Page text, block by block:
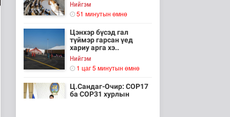
Нийгэм
51 минутын өмнө
Цэнхэр бүсэд гал
түймэр гарсан үед
хариу арга хэ..
Нийгэм
1 цаг 5 минутын өмнө
Ц.Сандаг-Очир: COP17
ба COP31 хурлын